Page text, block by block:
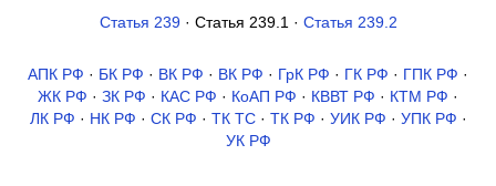
Статья 239· Статья 239.1 · Статья 239.2
АПК РФ · БК РФ · ВК РФ · ВК РФ · ГрК РФ · ГК РФ · ГПК РФ ·
ЖК РФ · ЗК РФ · КАС РФ · КоАП РФ · КВВТ РФ · КТМ РФ ·
ЛК РФ · НК РФ · СК РФ · ТК TC· ТК РФ · УИК РФ · УПК РФ ·
УК РФ